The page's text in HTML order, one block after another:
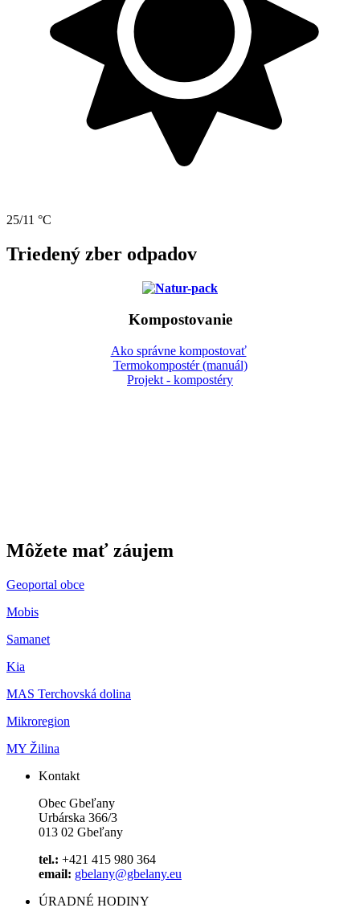
25/11 °C
Triedený zber odpadov
Kompostovanie
Ako správne kompostovať
Termokompostér (manuál)
Projekt - kompostéry
Môžete mať záujem
Geoportal obce
Mobis
Samanet
Kia
MAS Terchovská dolina
Mikroregion
MY Žilina
Kontakt
Obec Gbeľany
Urbárska 366/3
013 02 Gbeľany
tel.: +421 415 980 364
email: gbelany@gbelany.eu
ÚRADNÉ HODINY